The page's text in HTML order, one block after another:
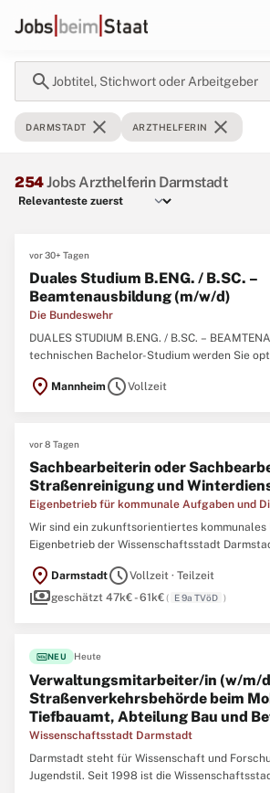
search Jobtitel, Stichwort oder Arbeitgeber
DARMSTADT close ARZTHELFERIN close
254Jobs Arzthelferin Darmstadt
vor 30+ Tagen
Duales Studium B.ENG. / B.SC. –
Beamtenausbildung (m/w/d)
Die Bundeswehr
DUALES STUDIUM B.ENG. / B.SC. –
technischen Bachelor-Studium werden Sie
Bundeswehrverwaltung vorbereitet. Dabei
location_on Mannheim scheduleVollzeit
vor 8 Tagen
Sachbearbeiterin oder
Straßenreinigung und
Eigenbetrieb für kommunale Aufgaben und
Wir sind ein zukunftsorientiertes kommunales
Eigenbetrieb der Wissenschaftsstadt
Straßenunterhaltung, Gebäudereinigung,
Hauswirtschaft
location_on DarmstadtscheduleVollzeit · Teilzeit
paymentsgeschätzt 47k€ - 61k€( E 9a TVöD )
fiber_newNEU Heute
Verwaltungsmitarbeiter/in (w/m/
Straßenverkehrsbehörde beim
Tiefbauamt, Abteilung Bau und
Wissenschaftsstadt Darmstadt
Darmstadt steht für Wissenschaft und
Jugendstil. Seit 1998 ist die